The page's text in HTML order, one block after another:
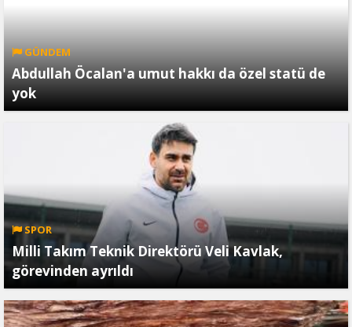
GÜNDEM
Abdullah Öcalan'a umut hakkı da özel statü de
yok
SPOR
Milli Takım Teknik Direktörü Veli Kavlak,
görevinden ayrıldı